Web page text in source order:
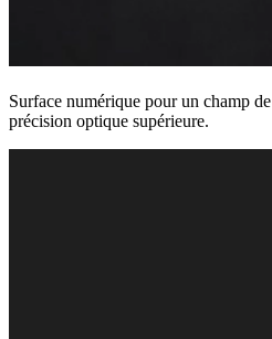
Surface numérique pour un champ
précision optique supérieure.